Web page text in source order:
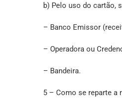
b) Pelo uso do cartão,
– Banco Emissor
– Operadora ou
– Bandeira.
5 – Como se reparte a